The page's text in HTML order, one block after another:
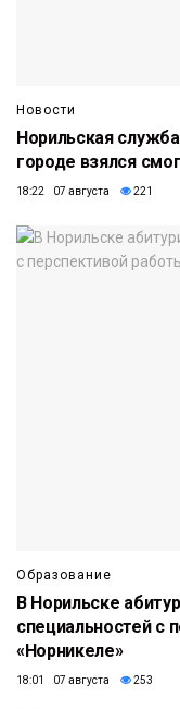
Новости
Норильская
городе взялся смог
18:22 07 августа 221
Образование
В Норильске
специальностей с
«Норникеле»
18:01 07 августа 253